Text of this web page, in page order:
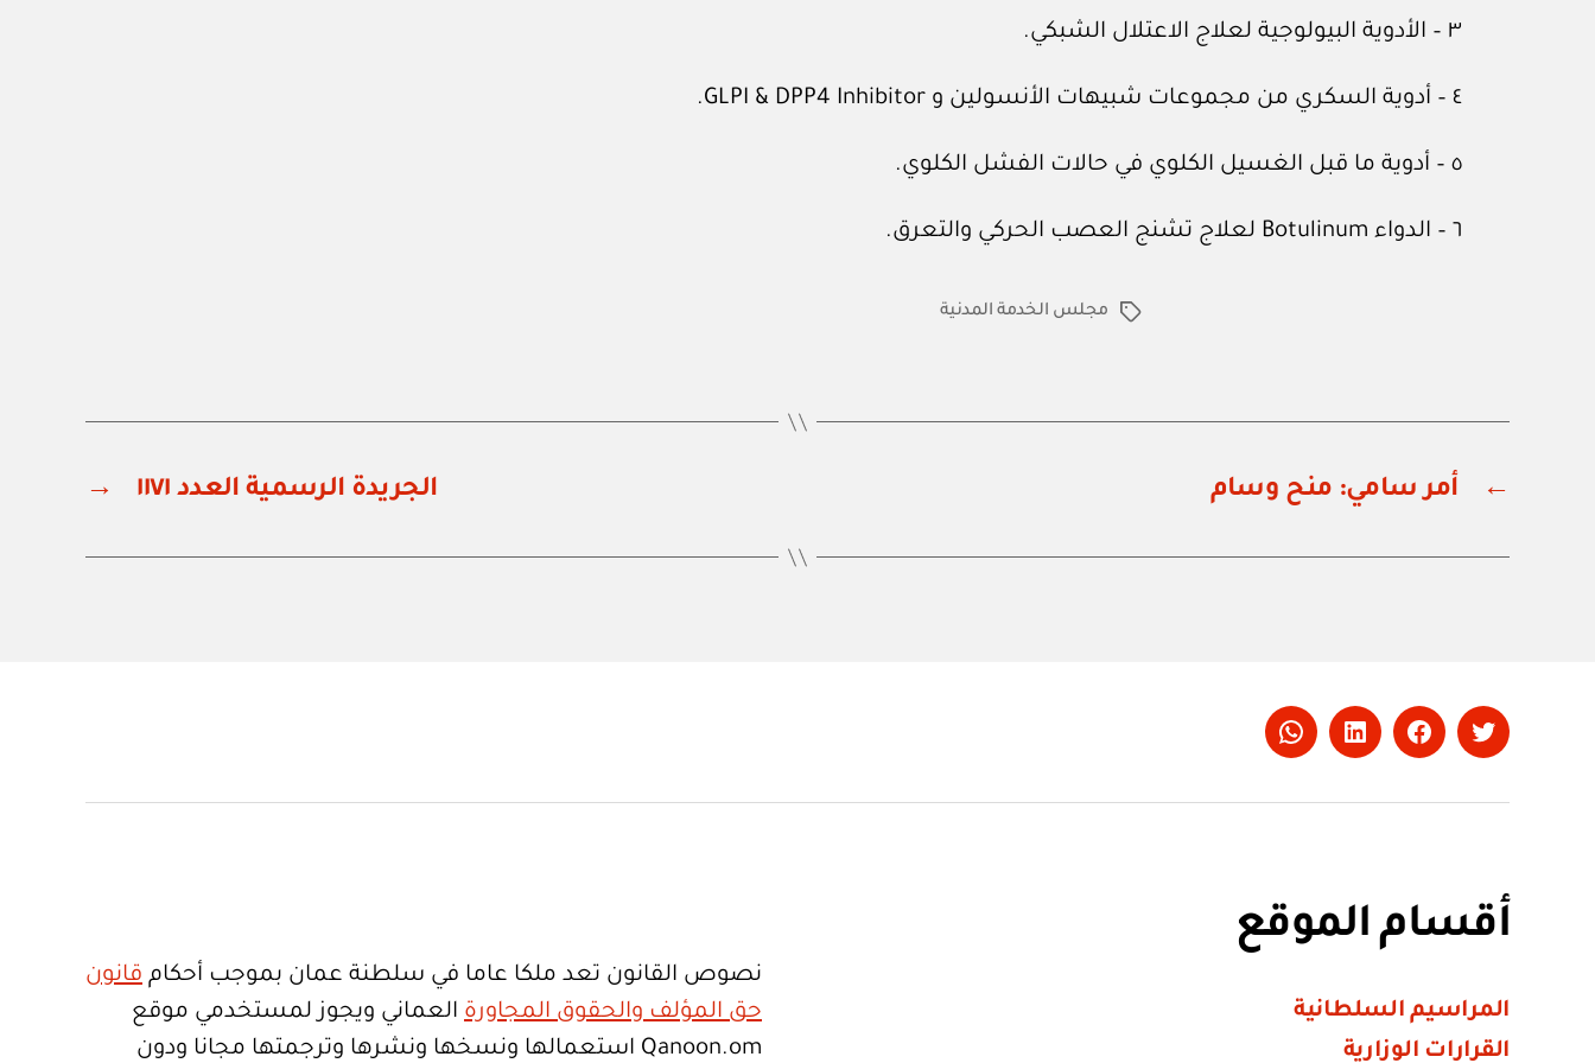
٣ – الأدوية البيولوجية لعلاج الاعتلال الشبكي.
٤ – أدوية السكري من مجموعات شبيهات الأنسولين و GLPI & DPP4 Inhibitor.
٥ – أدوية ما قبل الغسيل الكلوي في حالات الفشل الكلوي.
٦ – الدواء Botulinum لعلاج تشنج العصب الحركي والتعرق.
الوسوممجلس الخدمة المدنية
← أمر سامي: منح وسام → الجريدة الرسمية العدد ١١٧١
Twitter
Facebook
LinkedIn
Whatsapp
أقسام الموقع
المراسيم السلطانية
القرارات الوزارية
نصوص القانون تعد ملكا عاما في سلطنة عمان بموجب أحكام قانون
حق المؤلف والحقوق المجاورة العماني ويجوز لمستخدمي موقع
Qanoon.om استعمالها ونسخها ونشرها وترجمتها مجانا ودون